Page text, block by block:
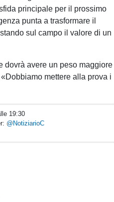
principale per il prossimo
punta a trasformare il
sul campo il valore di un
dovrà avere un peso maggiore
mettere alla prova i
19:30
@NotiziarioC